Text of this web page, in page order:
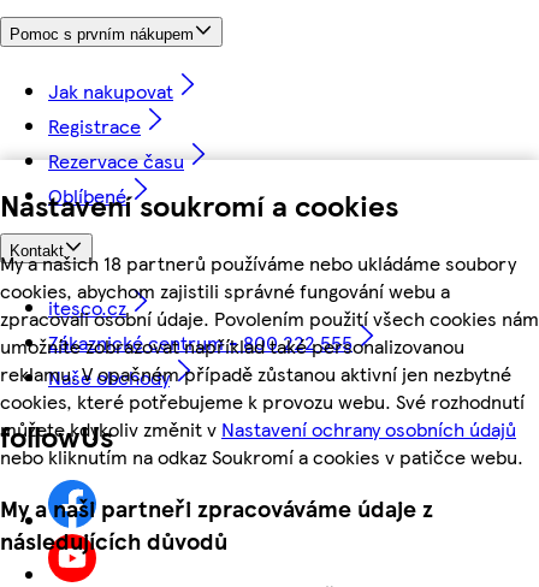
Nastavení soukromí a cookies
My a našich 18 partnerů používáme nebo ukládáme soubory
cookies, abychom zajistili správné fungování webu a
zpracovali osobní údaje. Povolením použití všech cookies nám
umožníte zobrazovat například také personalizovanou
reklamu. V opačném případě zůstanou aktivní jen nezbytné
cookies, které potřebujeme k provozu webu. Své rozhodnutí
můžete kdykoliv změnit v Nastavení ochrany osobních údajů
nebo kliknutím na odkaz Soukromí a cookies v patičce webu.
My a naši partneři zpracováváme údaje z
následujících důvodů
Pomoc s prvním nákupem
Jak nakupovat
Registrace
Rezervace času
Oblíbené
Kontakt
itesco.cz
Zákaznické centrum - 800 222 555
Naše obchody
followUs